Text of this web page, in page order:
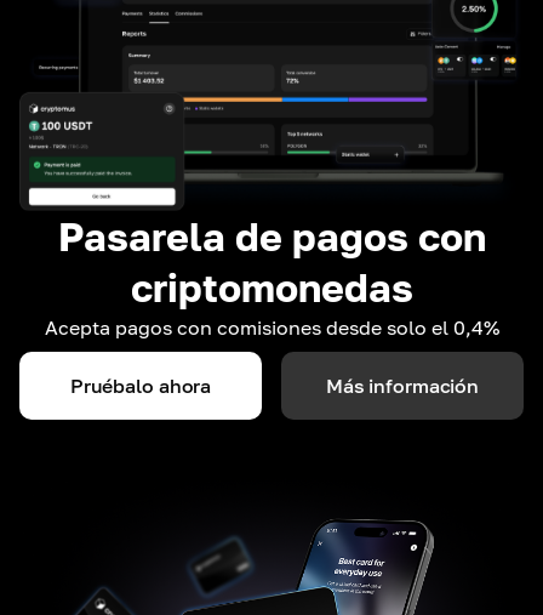
Pasarela de pagos con
criptomonedas
Acepta pagos con comisiones desde solo el 0,4%
Pruébalo ahora Más información